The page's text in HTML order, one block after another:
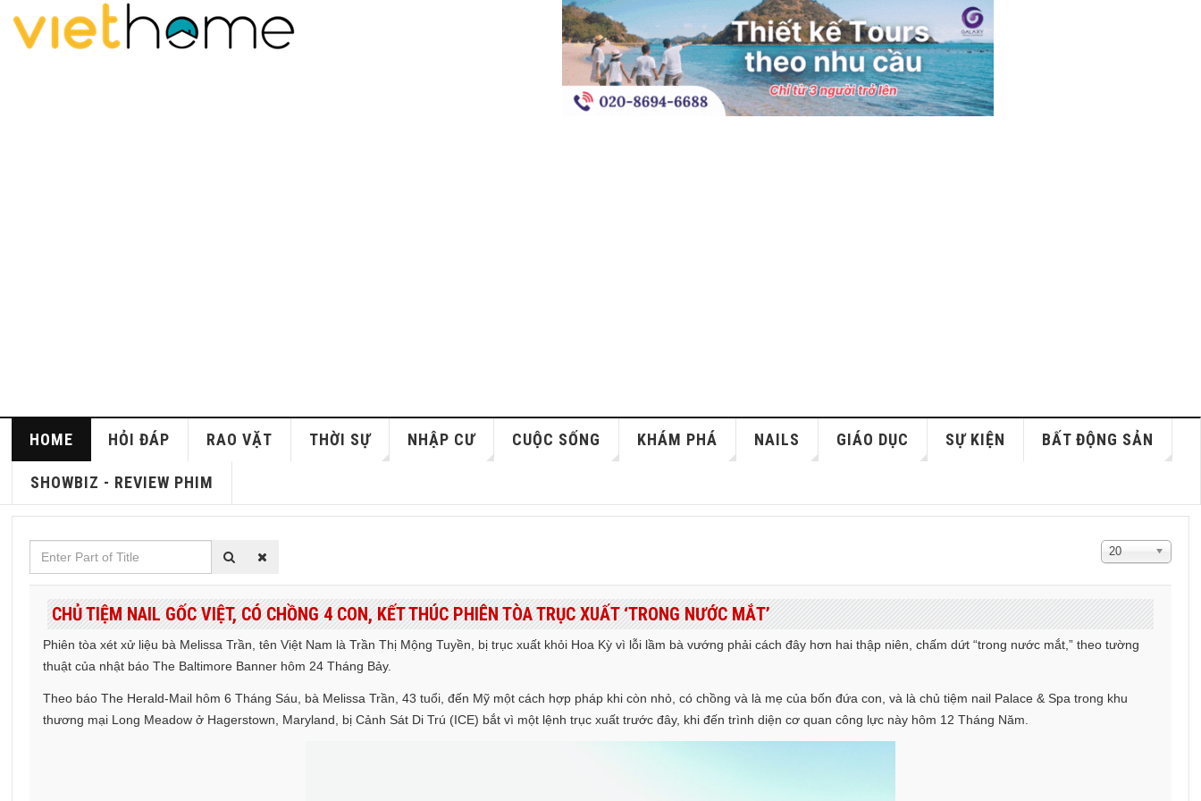
HOME HỎI ĐÁP RAO VẶT THỜI SỰ NHẬP CƯ CUỘC SỐNG KHÁM PHÁ NAILS GIÁO DỤC SỰ KIỆN BẤT ĐỘNG SẢN
SHOWBIZ - REVIEW PHIM
Enter
Part
Title
Hiển
20
CHỦ TIỆM NAIL GỐC VIỆT, CÓ CHỒNG 4 CON, KẾT THÚC PHIÊN TÒA TRỤC XUẤT ‘TRONG NƯỚC MẮT’
Phiên tòa xét xử liệu bà Melissa Trần, tên Việt Nam là Trần Thị Mộng Tuyền, bị trục xuất khỏi Hoa Kỳ vì lỗi lầm bà vướng phải cách đây hơn hai thập niên, chấm dứt “trong nước mắt,” theo tường
thuật của nhật báo The Baltimore Banner hôm 24 Tháng Bảy.
Theo báo The Herald-Mail hôm 6 Tháng Sáu, bà Melissa Trần, 43 tuổi, đến Mỹ một cách hợp pháp khi còn nhỏ, có chồng và là mẹ của bốn đứa con, và là chủ tiệm nail Palace & Spa trong khu
thương mại Long Meadow ở Hagerstown, Maryland, bị Cảnh Sát Di Trú (ICE) bắt vì một lệnh trục xuất trước đây, khi đến trình diện cơ quan công lực này hôm 12 Tháng Năm.